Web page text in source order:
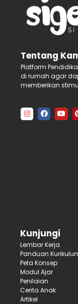
Tentang
Platform
di rumah agar
memberikan
Kunjungi
Lembar Kerja
Panduan
Peta Konsep
Modul Ajar
Penilaian
Cerita Anak
Artikel